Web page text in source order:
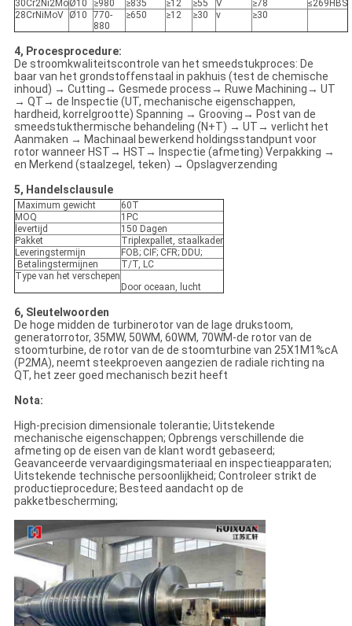
30Cr2Ni2MoØ10 ≥980 ≥835 ≥12 ≥55 V ≥78
≤269HBS
28CrNiMoV Ø10
770-
880
≥650 ≥12 ≥30 v ≥30
4, Procesprocedure:
De stroomkwaliteitscontrole van het smeedstukproces: De
baar van het grondstoffenstaal in pakhuis (test de chemische
inhoud) → Cutting→ Gesmede process→ Ruwe Machining→ UT
→ QT→ de Inspectie (UT, mechanische eigenschappen,
hardheid, korrelgrootte) Spanning → Grooving→ Post van de
smeedstukthermische behandeling (N+T) → UT→ verlicht het
Aanmaken → Machinaal bewerkend holdingsstandpunt voor
rotor wanneer HST→ HST→ Inspectie (afmeting) Verpakking →
en Merkend (staalzegel, teken) → Opslagverzending
5, Handelsclausule
Maximum gewicht
60T
MOQ
1PC
levertijd
150 Dagen
Pakket
Triplexpallet, staalkader
Leveringstermijn
FOB; CIF; CFR; DDU;
Betalingstermijnen
T/T, LC
Type van het verschepen
Door oceaan, lucht
6, Sleutelwoorden
De hoge midden de turbinerotor van de lage drukstoom,
generatorrotor, 35MW, 50WM, 60WM, 70WM-de rotor van de
stoomturbine, de rotor van de de stoomturbine van 25X1M1%cA
(P2MA), neemt steekproeven aangezien de radiale richting na
QT, het zeer goed mechanisch bezit heeft
Nota:
High-precision dimensionale tolerantie; Uitstekende
mechanische eigenschappen; Opbrengs verschillende die
afmeting op de eisen van de klant wordt gebaseerd;
Geavanceerde vervaardigingsmateriaal en inspectieapparaten;
Uitstekende technische persoonlijkheid; Controleer strikt de
productieprocedure; Besteed aandacht op de
pakketbescherming;